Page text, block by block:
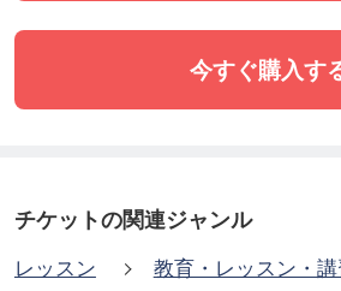
回に限り日程の変更が可能です
りませんので予めご了承ください
【クレジット払い（リンク決済）
用から「リンク決済」の使用へと
今すぐ購入す
チケットの関連ジャンル
レッスン 教育・レッスン・講